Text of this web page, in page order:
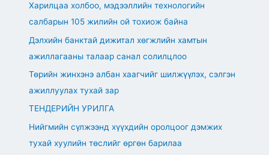
Харилцаа холбоо, мэдээллийн технологийн
салбарын 105 жилийн ой тохиож байна
Дэлхийн банктай дижитал хөгжлийн хамтын
ажиллагааны талаар санал солилцлоо
Төрийн жинхэнэ албан хаагчийг шилжүүлэх, сэлгэн
ажиллуулах тухай зар
ТЕНДЕРИЙН УРИЛГА
Нийгмийн сүлжээнд хүүхдийн оролцоог дэмжих
тухай хуулийн төслийг өргөн барилаа